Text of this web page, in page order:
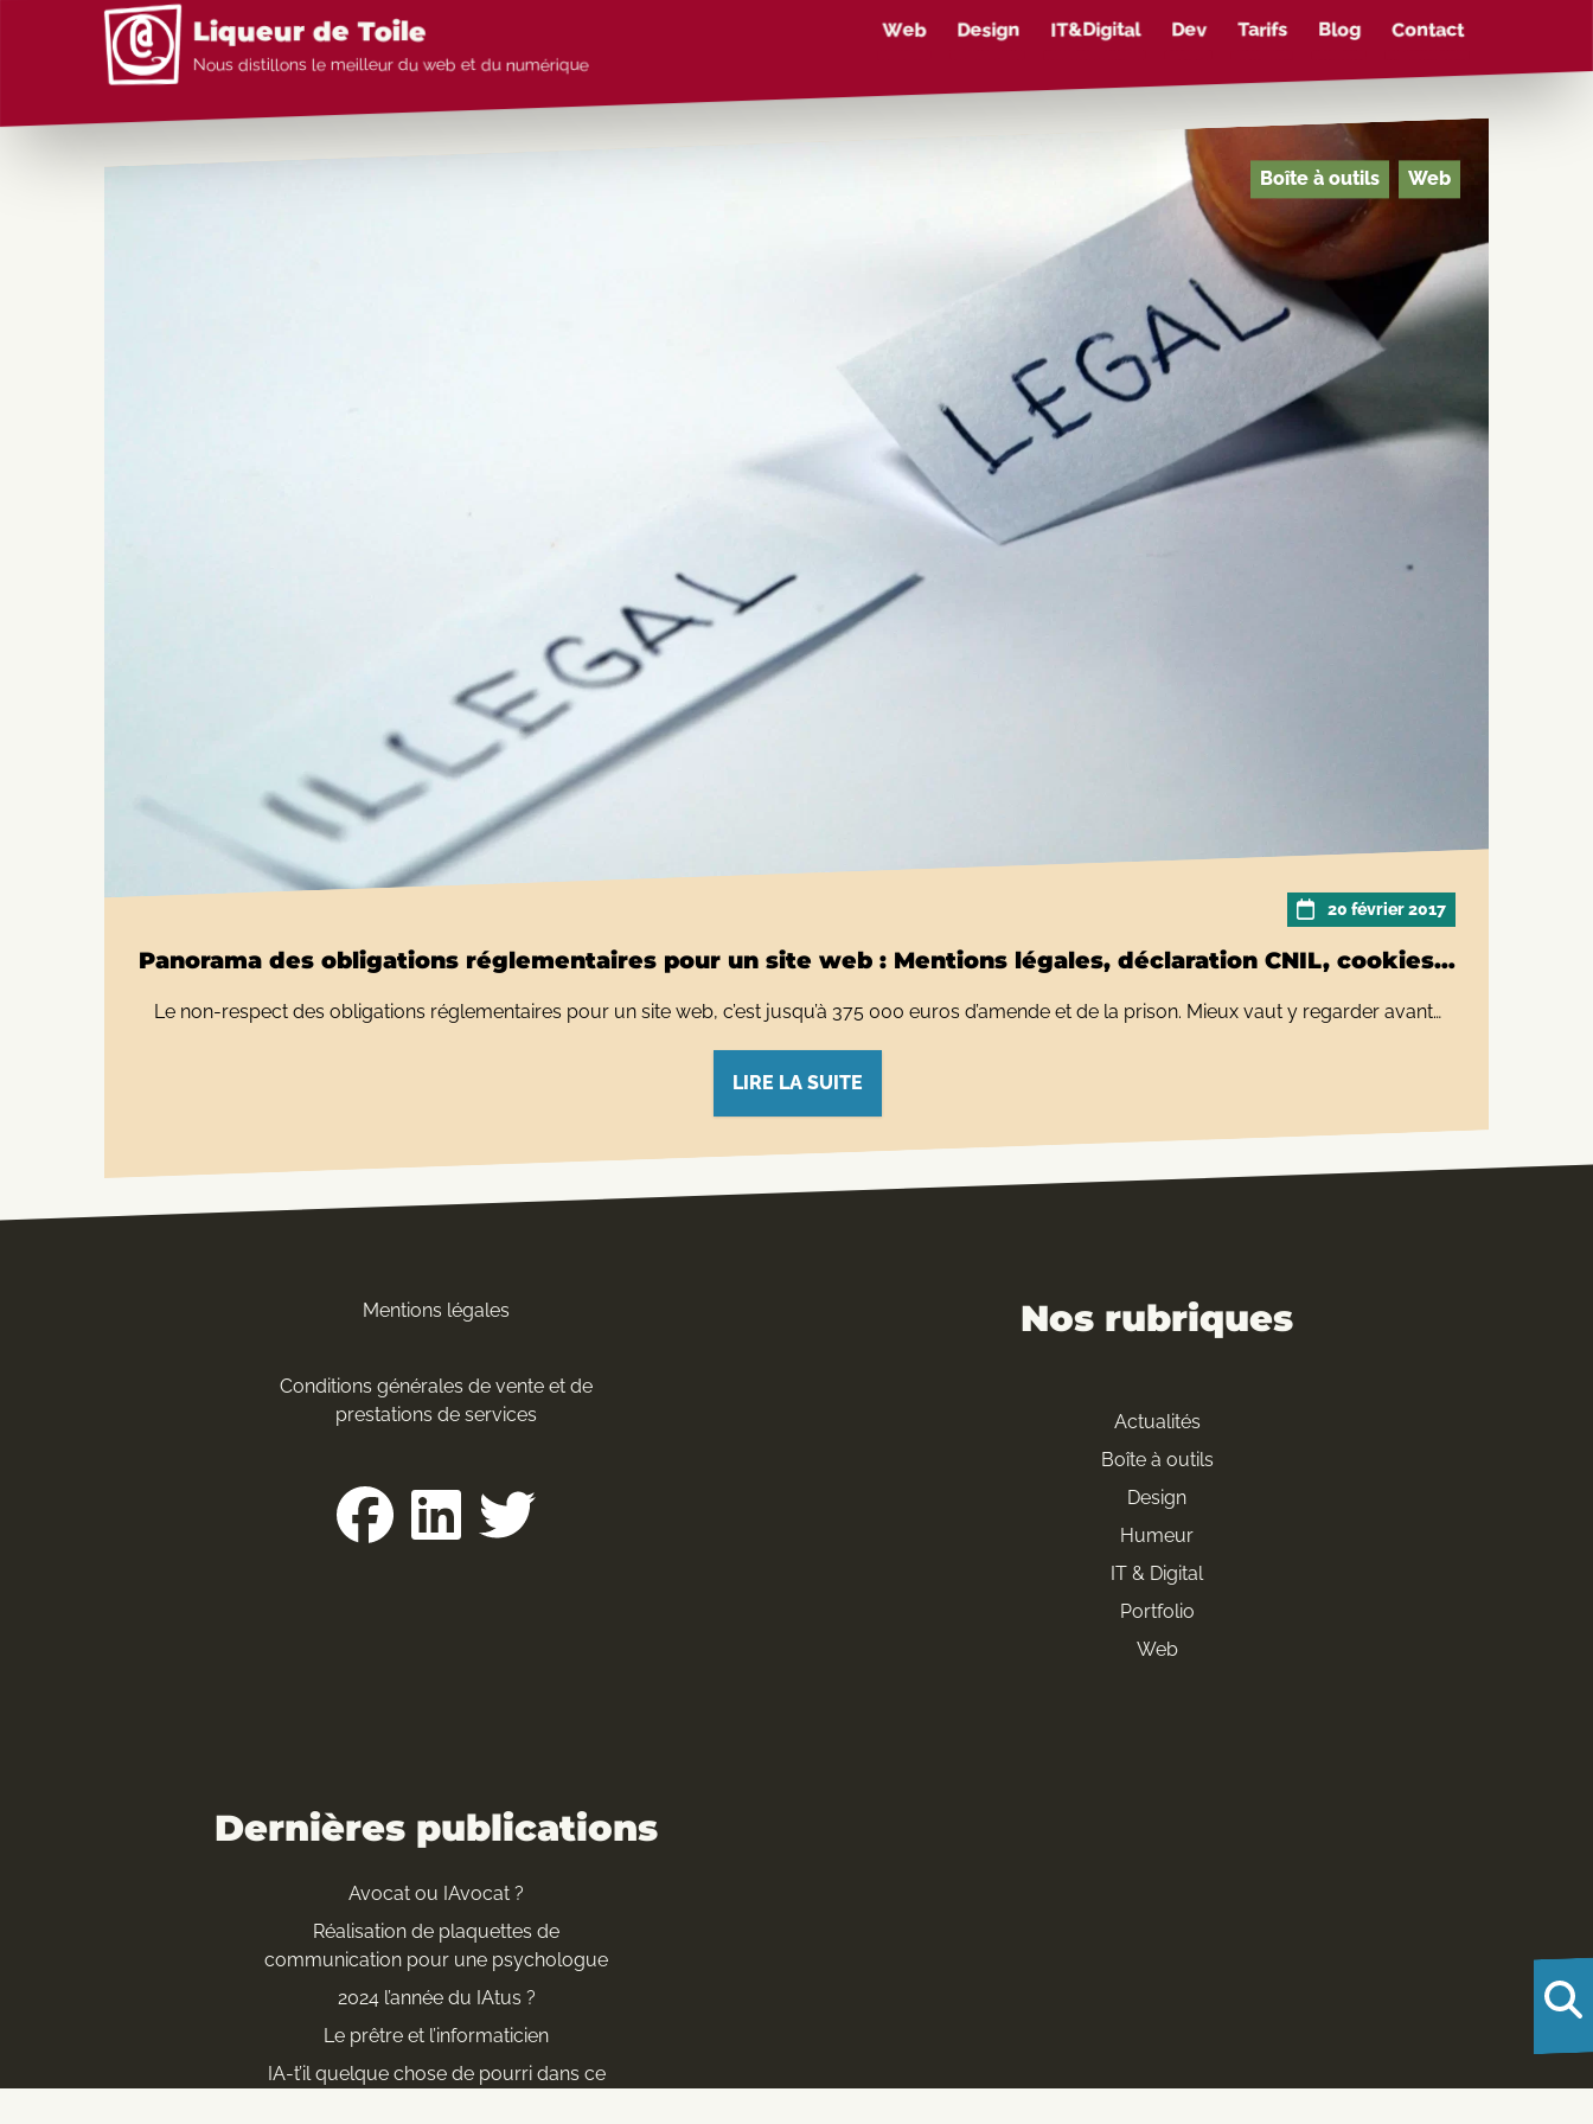
Aller au contenu
Liqueur de Toile
Nous distillons le meilleur du web et du numérique
Web Design IT&Digital Dev Tarifs Blog Contact
Boîte à outils Web
20 février 2017
Panorama des obligations réglementaires pour un site web : Mentions légales, déclaration CNIL, cookies…
Le non-respect des obligations réglementaires pour un site web, c’est jusqu’à 375 000 euros d’amende et de la prison. Mieux vaut y regarder avant…
LIRE LA SUITE
Mentions légales
Conditions générales de vente et de
prestations de services
Nos rubriques
Actualités
Boîte à outils
Design
Humeur
IT & Digital
Portfolio
Web
Dernières publications
Avocat ou IAvocat ?
Réalisation de plaquettes de
communication pour une psychologue
2024 l’année du IAtus ?
Le prêtre et l’informaticien
IA-t’il quelque chose de pourri dans ce